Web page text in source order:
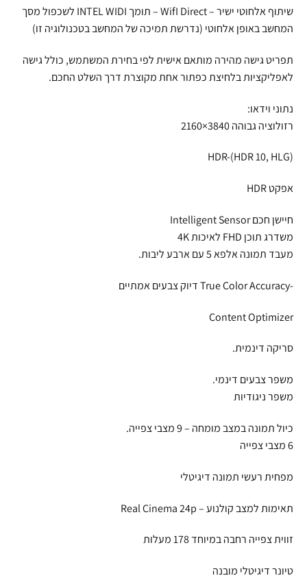
שיתוף אלחוטי ישיר – WifI Direct – תומך INTEL WIDI לשכפול מסך
המחשב באופן אלחוטי (נדרשת תמיכה של המחשב בטכנולוגיה זו)
תפריט גישה מהירה מותאם אישית לפי בחירת המשתמש, כולל גישה
לאפליקציות בלחיצת כפתור אחת מקוצרת דרך השלט החכם.
נתוני וידאו:
רזולוציה גבוהה 3840×2160
HDR-(HDR 10, HLG)
אפקט HDR
חיישן חכם Intelligent Sensor
משדרג תוכן FHD לאיכות 4K
מעבד תמונה אלפא 5 עם ארבע ליבות.
-True Color Accuracy דיוק צבעים אמתיים
Content Optimizer
סריקה דינמית.
משפר צבעים דינמי.
משפר ניגודיות
כיול תמונה במצב מומחה – 9 מצבי צפייה.
6 מצבי צפייה
מפחית רעשי תמונה דיגיטלי
תאימות למצב קולנוע – Real Cinema 24p
זווית צפייה רחבה במיוחד 178 מעלות
טיונר דיגיטלי מובנה